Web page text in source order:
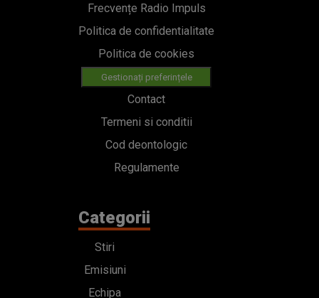
Frecvențe Radio Impuls
Politica de confidentialitate
Politica de cookies
Gestionați preferințele
Contact
Termeni si conditii
Cod deontologic
Regulamente
Categorii
Stiri
Emisiuni
Echipa